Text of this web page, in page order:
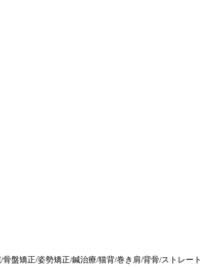
盤矯正/姿勢矯正/鍼治療/猫背/巻き肩/背骨/ストレート